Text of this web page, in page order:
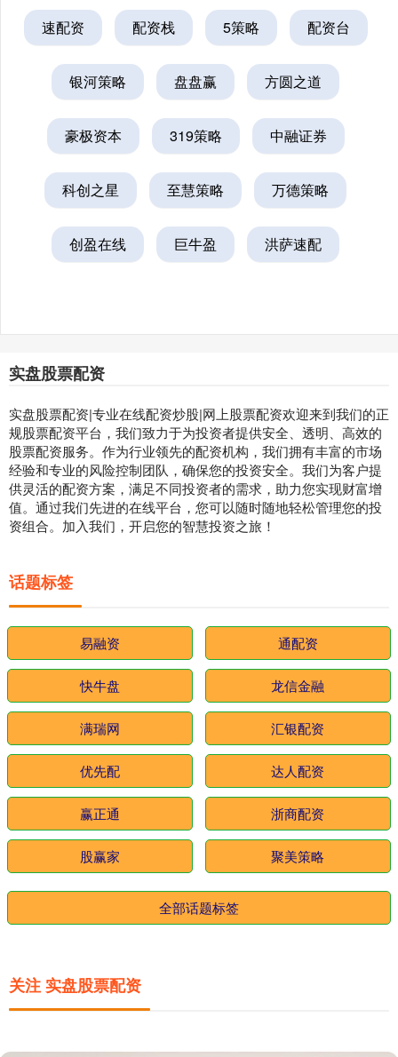
速配资 配资栈 5策略 配资台
银河策略 盘盘赢 方圆之道
豪极资本 319策略 中融证券
科创之星 至慧策略 万德策略
创盈在线 巨牛盈 洪萨速配
实盘股票配资
实盘股票配资|专业在线配资炒股|网上股票配资欢迎来到我们的正
规股票配资平台，我们致力于为投资者提供安全、透明、高效的
股票配资服务。作为行业领先的配资机构，我们拥有丰富的市场
经验和专业的风险控制团队，确保您的投资安全。我们为客户提
供灵活的配资方案，满足不同投资者的需求，助力您实现财富增
值。通过我们先进的在线平台，您可以随时随地轻松管理您的投
资组合。加入我们，开启您的智慧投资之旅！
话题标签
易融资 通配资
快牛盘 龙信金融
满瑞网 汇银配资
优先配 达人配资
赢正通 浙商配资
股赢家 聚美策略
全部话题标签
关注 实盘股票配资